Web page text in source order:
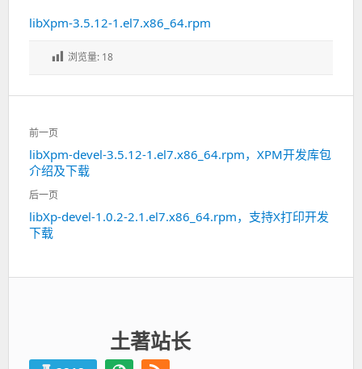
libXpm-3.5.12-1.el7.x86_64.rpm
浏览量: 18
文
章
导
航
前一页
上
一
篇：
libXpm-devel-3.5.12-1.el7.x86_64.rpm，XPM开发库包
介绍及下载
后一页
下
一
libXp-devel-1.0.2-2.1.el7.x86_64.rpm，支持X打印开发
下载
土著站长